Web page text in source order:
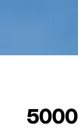
5000